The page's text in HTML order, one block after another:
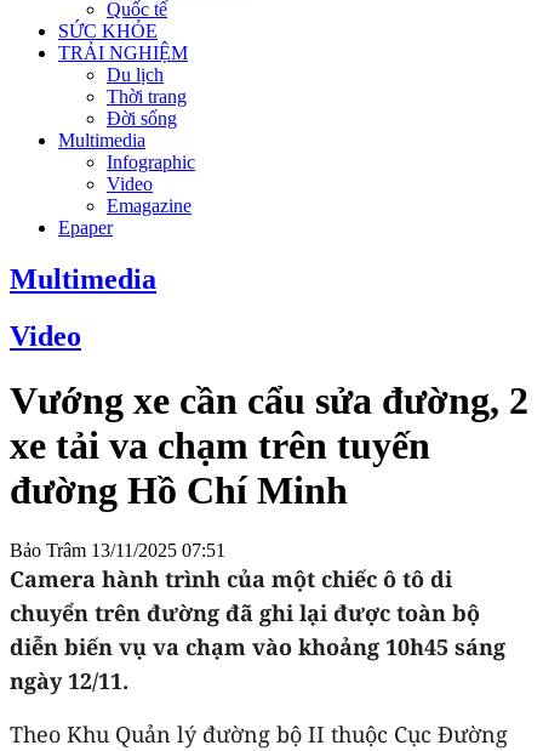
Quốc tế
SỨC KHỎE
TRẢI NGHIỆM
Du lịch
Thời trang
Đời sống
Multimedia
Infographic
Video
Emagazine
Epaper
Multimedia
Video
Vướng xe cần cẩu sửa đường, 2
xe tải va chạm trên tuyến
đường Hồ Chí Minh
Bảo Trâm 13/11/2025 07:51
Camera hành trình của một chiếc ô tô di
chuyển trên đường đã ghi lại được toàn bộ
diễn biến vụ va chạm vào khoảng 10h45 sáng
ngày 12/11.
Theo Khu Quản lý đường bộ II thuộc Cục Đường